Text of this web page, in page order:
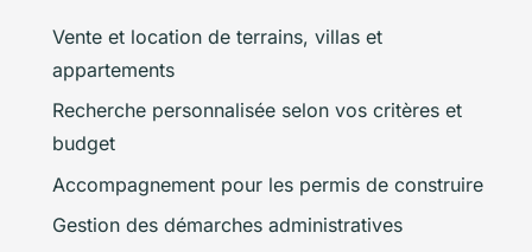
Vente et location de terrains, villas et
appartements
Recherche personnalisée selon vos critères et
budget
Accompagnement pour les permis de construire
Gestion des démarches administratives